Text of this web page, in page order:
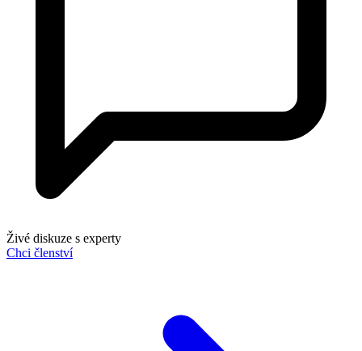
Živé diskuze s experty
Chci členství